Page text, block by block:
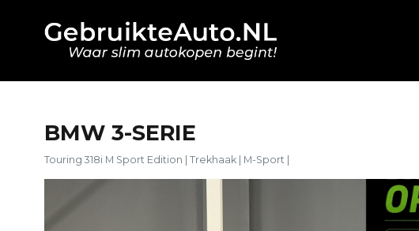
BMW 3-SERIE
Touring 318i M Sport Edition | Trekhaak | M-Sport |